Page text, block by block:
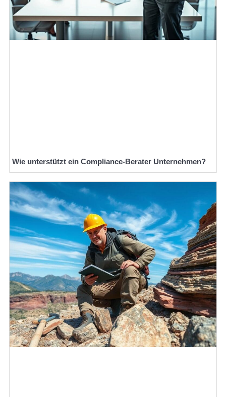
Wie unterstützt ein Compliance-Berater Unternehmen?